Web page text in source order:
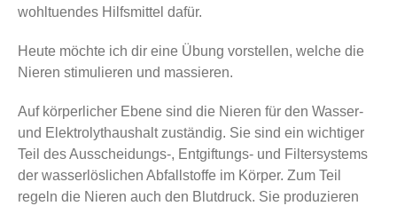
wohltuendes Hilfsmittel dafür.
Heute möchte ich dir eine Übung vorstellen, welche die
Nieren stimulieren und massieren.
Auf körperlicher Ebene sind die Nieren für den Wasser-
und Elektrolythaushalt zuständig. Sie sind ein wichtiger
Teil des Ausscheidungs-, Entgiftungs- und Filtersystems
der wasserlöslichen Abfallstoffe im Körper. Zum Teil
regeln die Nieren auch den Blutdruck. Sie produzieren